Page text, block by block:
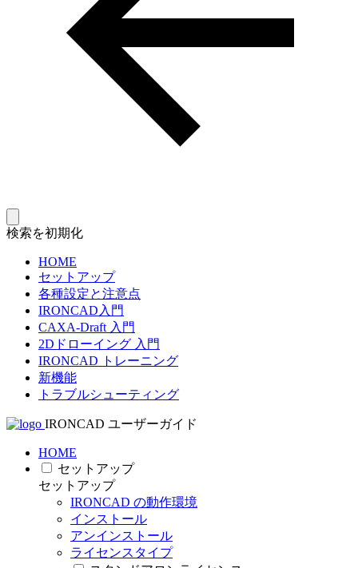
検索を初期化
HOME
セットアップ
各種設定と注意点
IRONCAD入門
CAXA-Draft 入門
2Dドローイング 入門
IRONCAD トレーニング
新機能
トラブルシューティング
IRONCAD ユーザーガイド
HOME
セットアップ
セットアップ
IRONCAD の動作環境
インストール
アンインストール
ライセンスタイプ